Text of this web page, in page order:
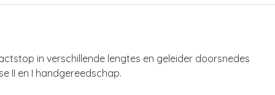
in verschillende lengtes en geleider doorsnedes
II en I handgereedschap.